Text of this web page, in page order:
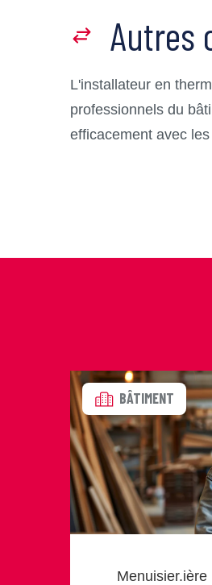
Autres
L'installateur en
professionnels du
efficacement avec
BÂTIMENT